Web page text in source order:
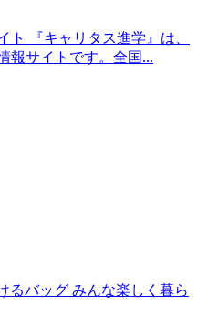
ト 『キャリタス進学』は、
報サイトです。全国...
るバッグ みんな楽しく暮ら